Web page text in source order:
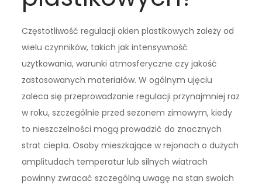
Częstotliwość regulacji okien plastikowych zależy od
wielu czynników, takich jak intensywność
użytkowania, warunki atmosferyczne czy jakość
zastosowanych materiałów. W ogólnym ujęciu
zaleca się przeprowadzanie regulacji przynajmniej raz
w roku, szczególnie przed sezonem zimowym, kiedy
to nieszczelności mogą prowadzić do znacznych
strat ciepła. Osoby mieszkające w rejonach o dużych
amplitudach temperatur lub silnych wiatrach
powinny zwracać szczególną uwagę na stan swoich